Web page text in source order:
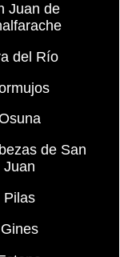
Juan de
del Río
de San
Juan
Pilas
Gines